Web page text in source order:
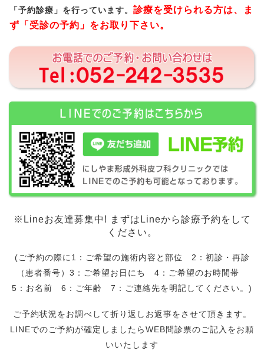
「予約診療」を行っています。 診療を受けられる方は、ま
ず「受診の予約」をお取り下さい。
※Lineお友達募集中! まずはLineから診療予約をして
ください。
(ご予約の際に1：ご希望の施術内容と部位 2：初診・再診
（患者番号）3：ご希望お日にち 4：ご希望のお時間帯
5：お名前 6：ご年齢 7：ご連絡先を明記してください。)
ご予約状況をお調べして折り返しお返事をさせて頂きます。
LINEでのご予約が確定しましたらWEB問診票のご記入をお願
いいたします